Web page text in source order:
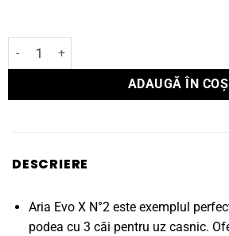
Cantitate Boxă Focal de podea ARIA EVO X
ADAUGĂ ÎN COȘ
DESCRIERE
Aria Evo X N°2 este exemplul
podea cu 3 căi pentru uz casnic.